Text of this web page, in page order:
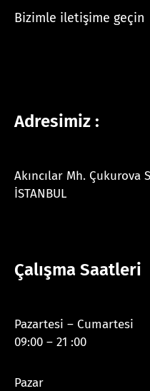
Bizimle iletişime geçin
Adresimiz :
Akıncılar Mh. Çukurova
İSTANBUL
Çalışma Saatleri
Pazartesi – Cumartesi
09:00 – 21 :00
Pazar